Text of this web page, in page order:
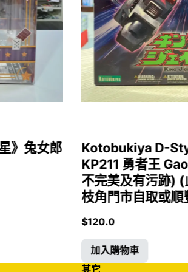
》兔女郎
Kotobukiya D-
KP211 勇者王
不完美及有污跡)
枝角門市自取或
$120.0
加入購物車
其它